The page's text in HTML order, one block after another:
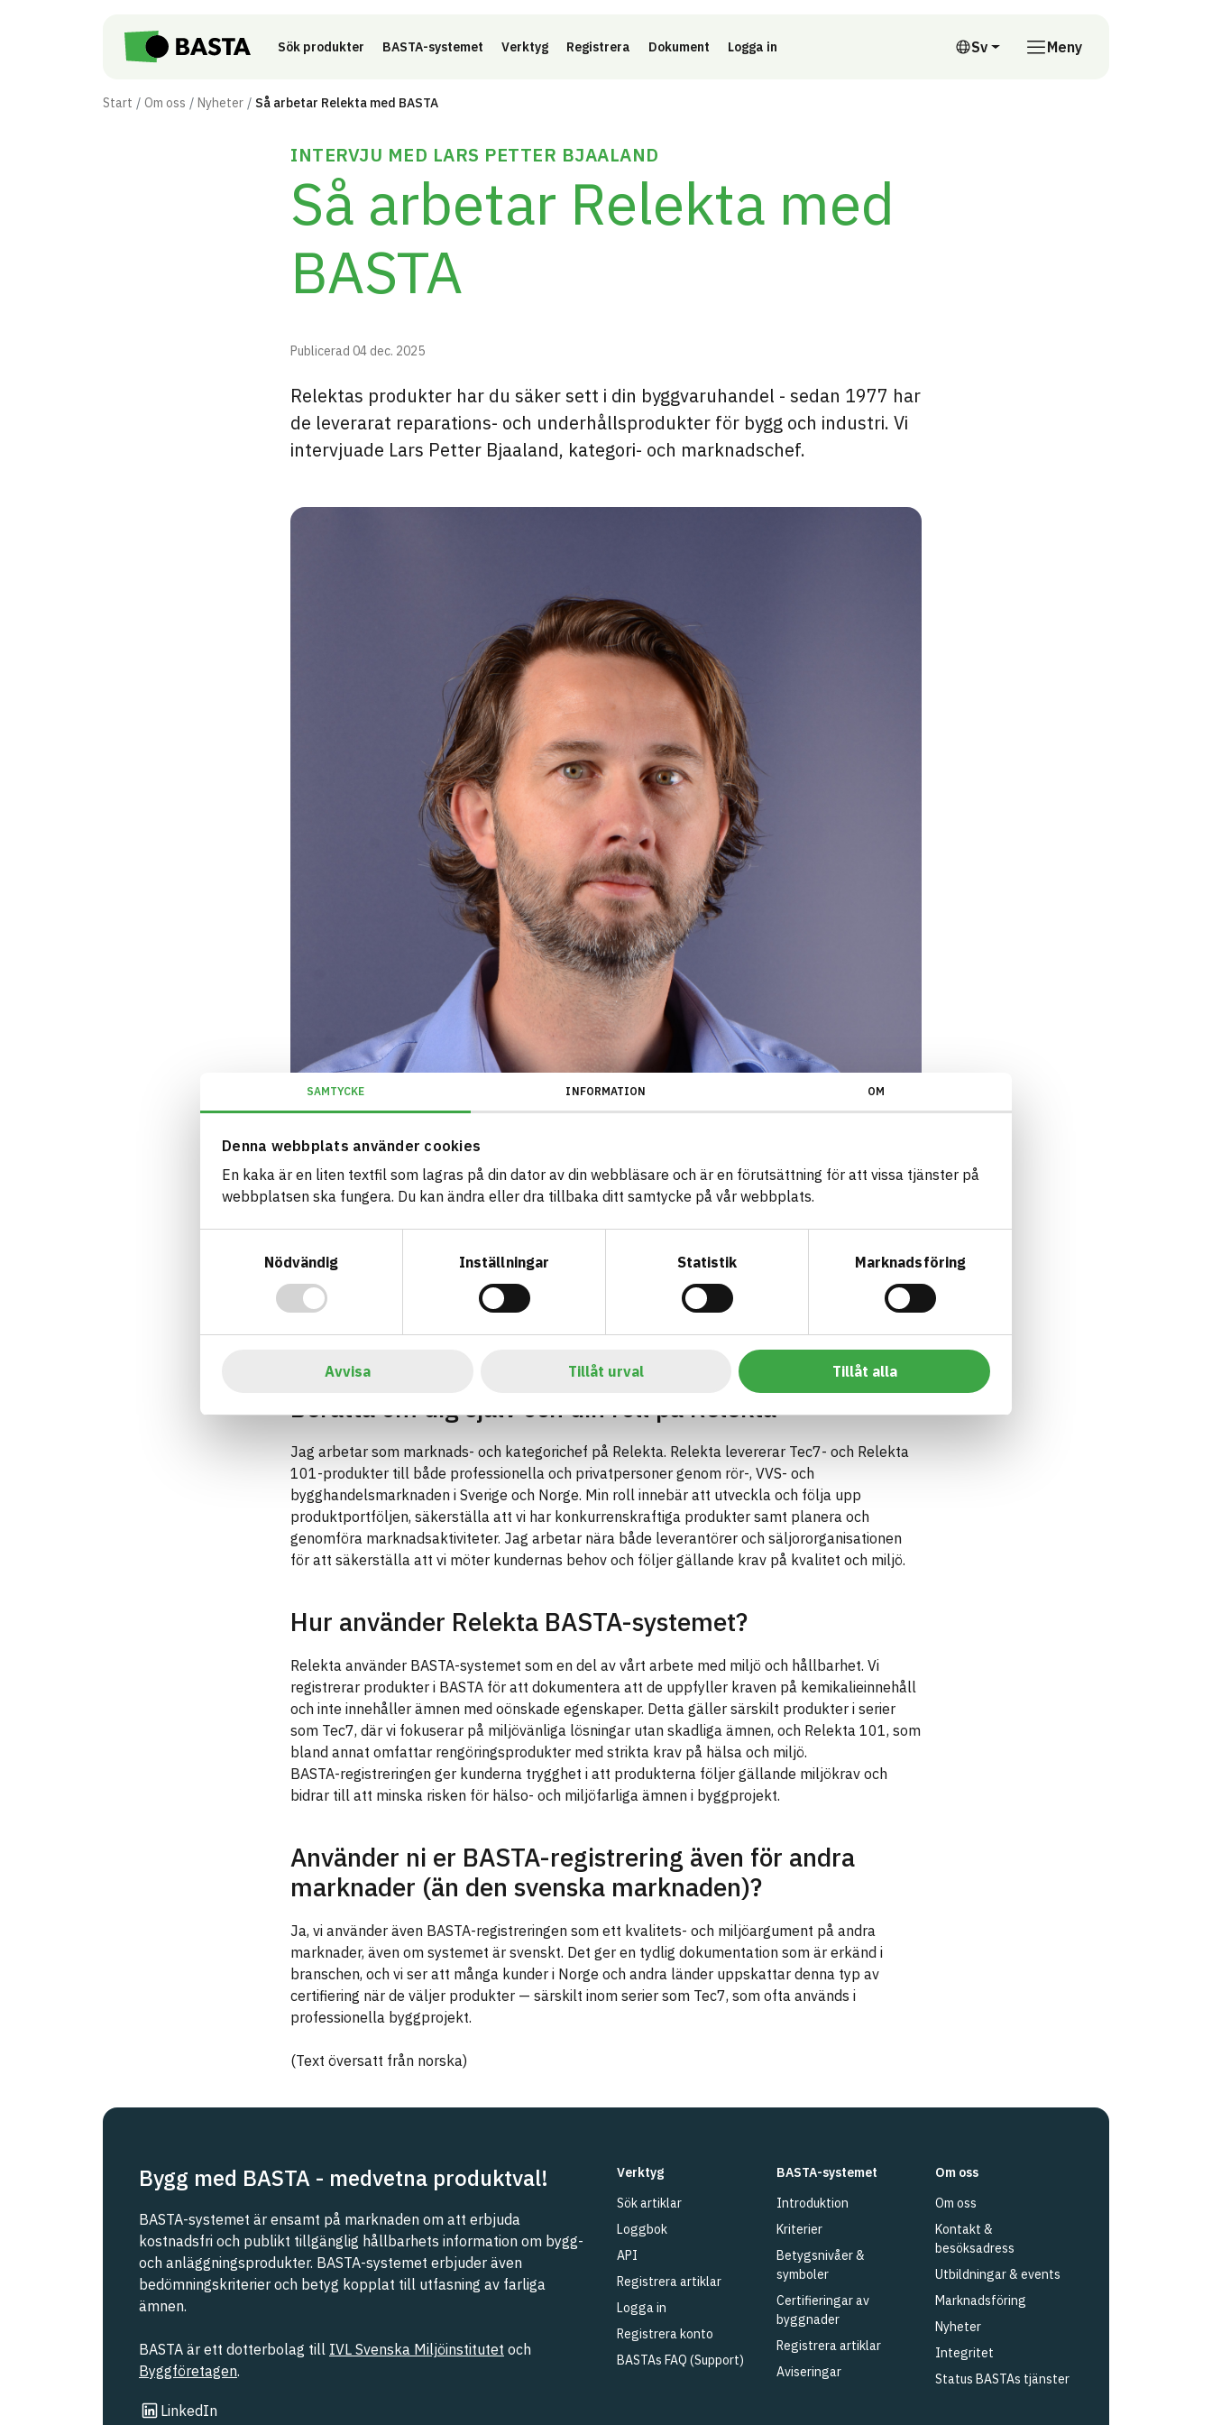
SAMTYCKE INFORMATION OM
Denna webbplats använder cookies
En kaka är en liten textfil som lagras på din dator av din webbläsare och är en förutsättning för att vissa tjänster på
webbplatsen ska fungera. Du kan ändra eller dra tillbaka ditt samtycke på vår webbplats.
Nödvändig
Inställningar Statistik Marknadsföring
Avvisa Tillåt urval Tillåt alla
Sök produkter BASTA-systemet Verktyg Registrera Dokument Logga in Sv
Svenska
Meny
Start Om oss Nyheter Så arbetar Relekta med BASTA
INTERVJU MED LARS PETTER BJAALAND
Så arbetar Relekta med
BASTA
Publicerad 04 dec. 2025
Relektas produkter har du säker sett i din byggvaruhandel - sedan 1977 har
de leverarat reparations- och underhållsprodukter för bygg och industri. Vi
intervjuade Lars Petter Bjaaland, kategori- och marknadschef.
Bild: Relekta
Berätta om dig själv och din roll på Relekta
Jag arbetar som marknads- och kategorichef på Relekta. Relekta levererar Tec7- och Relekta
101-produkter till både professionella och privatpersoner genom rör-, VVS- och
bygghandelsmarknaden i Sverige och Norge. Min roll innebär att utveckla och följa upp
produktportföljen, säkerställa att vi har konkurrenskraftiga produkter samt planera och
genomföra marknadsaktiviteter. Jag arbetar nära både leverantörer och säljororganisationen
för att säkerställa att vi möter kundernas behov och följer gällande krav på kvalitet och miljö.
Hur använder Relekta BASTA-systemet?
Relekta använder BASTA-systemet som en del av vårt arbete med miljö och hållbarhet. Vi
registrerar produkter i BASTA för att dokumentera att de uppfyller kraven på kemikalieinnehåll
och inte innehåller ämnen med oönskade egenskaper. Detta gäller särskilt produkter i serier
som Tec7, där vi fokuserar på miljövänliga lösningar utan skadliga ämnen, och Relekta 101, som
bland annat omfattar rengöringsprodukter med strikta krav på hälsa och miljö.
BASTA-registreringen ger kunderna trygghet i att produkterna följer gällande miljökrav och
bidrar till att minska risken för hälso- och miljöfarliga ämnen i byggprojekt.
Använder ni er BASTA-registrering även för andra
marknader (än den svenska marknaden)?
Ja, vi använder även BASTA-registreringen som ett kvalitets- och miljöargument på andra
marknader, även om systemet är svenskt. Det ger en tydlig dokumentation som är erkänd i
branschen, och vi ser att många kunder i Norge och andra länder uppskattar denna typ av
certifiering när de väljer produkter — särskilt inom serier som Tec7, som ofta används i
professionella byggprojekt.
(Text översatt från norska)
Bygg med BASTA - medvetna produktval!
BASTA-systemet är ensamt på marknaden om att erbjuda
kostnadsfri och publikt tillgänglig hållbarhets information om bygg-
och anläggningsprodukter. BASTA-systemet erbjuder även
bedömningskriterier och betyg kopplat till utfasning av farliga
ämnen.
BASTA är ett dotterbolag till IVL Svenska Miljöinstitutet och
Byggföretagen.
LinkedIn
Länk till annan webbplats
Verktyg
Sök artiklar
Loggbok
API
Registrera artiklar
Logga in
Registrera konto
BASTAs FAQ (Support)
BASTA-systemet
Introduktion
Kriterier
Betygsnivåer &
symboler
Certifieringar av
byggnader
Registrera artiklar
Aviseringar
Om oss
Om oss
Kontakt &
besöksadress
Utbildningar & events
Marknadsföring
Nyheter
Integritet
Status BASTAs tjänster